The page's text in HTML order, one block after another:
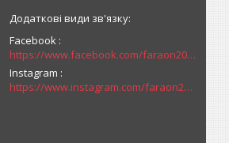
Facebook
https://www.facebook.com/faraon2000ck/
Instagram
https://www.instagram.com/faraon2000com/